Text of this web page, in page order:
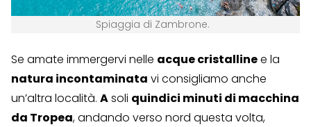
Spiaggia di Zambrone.
Se amate immergervi nelle acque cristallinee la
natura incontaminata vi consigliamo anche
un’altra località. Asoli quindici minuti di macchina
da Tropea, andando verso nord questa volta,